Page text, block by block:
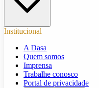
Institucional
A Dasa
Quem somos
Imprensa
Trabalhe conosco
Portal de privacidade